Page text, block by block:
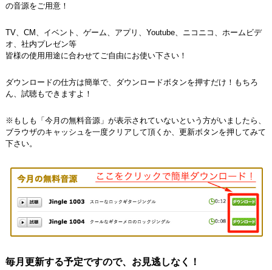
の音源をご用意！
TV、CM、イベント、ゲーム、アプリ、Youtube、ニコニコ、ホームビデ
オ、社内プレゼン等
皆様の使用用途に合わせてご自由にお使い下さい！
ダウンロードの仕方は簡単で、ダウンロードボタンを押すだけ！ もちろ
ん、試聴もできますよ！
※もしも「今月の無料音源」が表示されていないという方がいましたら、
ブラウザのキャッシュを一度クリアして頂くか、更新ボタンを押してみて
下さい。
毎月更新する予定ですので、お見逃しなく！